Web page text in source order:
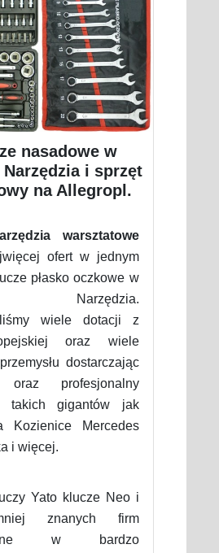
nasadowe w
i sprzęt
na Allegropl.
warsztatowe
ofert w jednym
płasko oczkowe w
Narzędzia.
wiele dotacji z
oraz wiele
dostarczając
oraz profesjonalny
takich gigantów jak
Kozienice Mercedes
i więcej.
Yato klucze Neo i
znanych firm
w bardzo